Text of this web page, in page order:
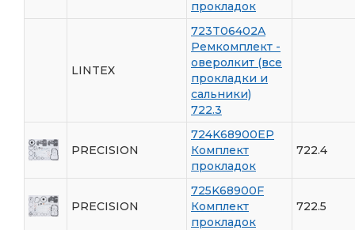
прокладок
LINTEX
723T06402A
Ремкомплект -
оверолкит (все
прокладки и
сальники)
722.3
PRECISION
724K68900EP
Комплект
прокладок
722.4
PRECISION
725K68900F
Комплект
прокладок
722.5